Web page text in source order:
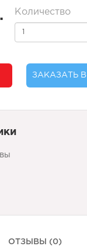
Количество
ЗАКАЗАТЬ В
ОТЗЫВЫ (0)